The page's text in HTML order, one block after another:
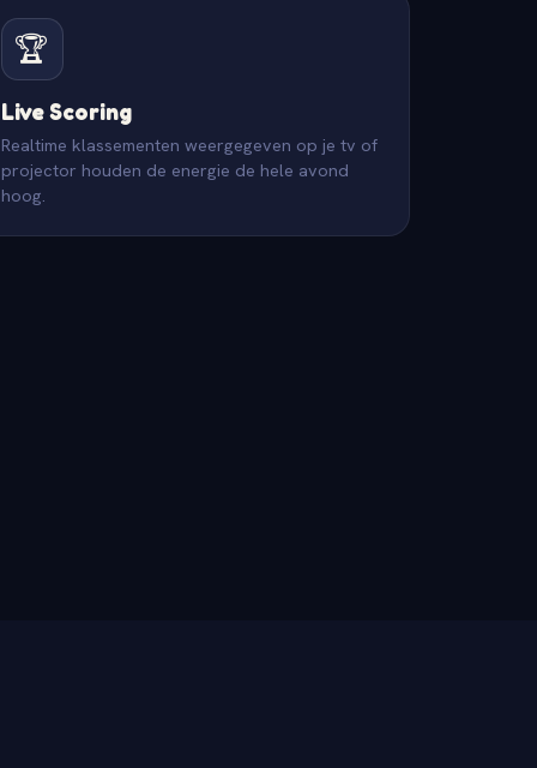
🏆
Live Scoring
Realtime klassementen weergegeven op je tv of
projector houden de energie de hele avond
hoog.